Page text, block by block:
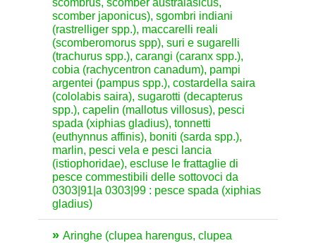
scombrus, scomber australasicus,
scomber japonicus), sgombri indiani
(rastrelliger spp.), maccarelli reali
(scomberomorus spp), suri e sugarelli
(trachurus spp.), carangi (caranx spp.),
cobia (rachycentron canadum), pampi
argentei (pampus spp.), costardella saira
(cololabis saira), sugarotti (decapterus
spp.), capelin (mallotus villosus), pesci
spada (xiphias gladius), tonnetti
(euthynnus affinis), boniti (sarda spp.),
marlin, pesci vela e pesci lancia
(istiophoridae), escluse le frattaglie di
pesce commestibili delle sottovoci da
0303|91|a 0303|99 : pesce spada (xiphias
gladius)
Aringhe (clupea harengus, clupea